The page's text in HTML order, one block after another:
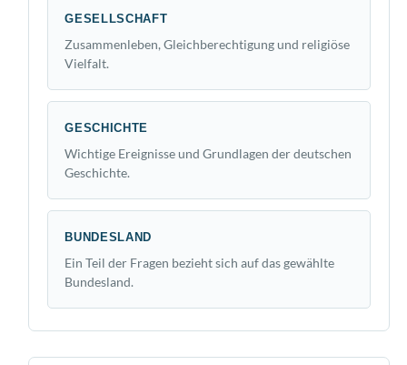
GESELLSCHAFT
Zusammenleben, Gleichberechtigung und religiöse
Vielfalt.
GESCHICHTE
Wichtige Ereignisse und Grundlagen der deutschen
Geschichte.
BUNDESLAND
Ein Teil der Fragen bezieht sich auf das gewählte
Bundesland.